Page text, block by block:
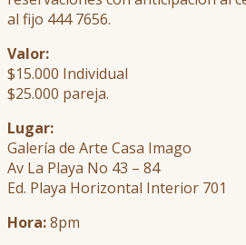
al fijo 444 7656.
Valor:
$15.000 Individual
$25.000 pareja.
Lugar:
Galería de Arte Casa Imago
Av La Playa No 43 – 84
Ed. Playa Horizontal Interior 701
Hora:8pm